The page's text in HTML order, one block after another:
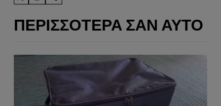
ΠΕΡΙΣΣΌΤΕΡΑ ΣΑΝ ΑΥΤΌ